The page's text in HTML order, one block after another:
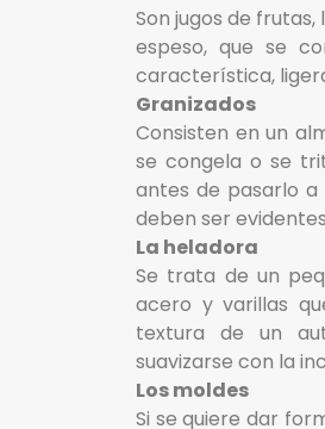
Son jugos de
espeso, que se
característica,
Granizados
Consisten en un
se congela o se
antes de pasarlo a
deben ser
La heladora
Se trata de un
acero y varillas
textura de un
suavizarse con la
Los moldes
Si se quiere dar